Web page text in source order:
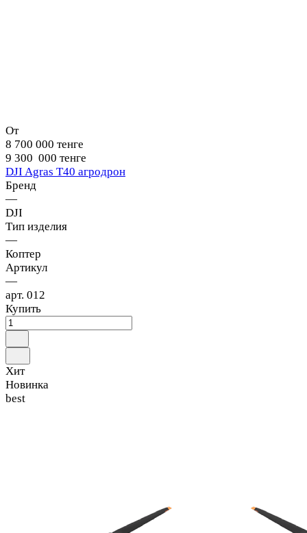
От
8 700 000 тенге
9 300 000 тенге
DJI Agras T40 агродрон
Бренд
—
DJI
Тип изделия
—
Коптер
Артикул
—
арт. 012
Купить
Хит
Новинка
best